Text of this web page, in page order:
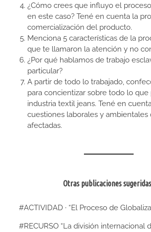
¿Cómo crees que influyo el
en este caso? Tené en cuenta la
comercialización del producto.
Menciona 5 características de la
que te llamaron la atención y no
¿Por qué hablamos de trabajo
particular?
A partir de todo lo trabajado,
para concientizar sobre todo lo que
industria textil jeans. Tené en
cuestiones laborales y ambientales
afectadas.
Otras publicaciones
#ACTIVIDAD · “El Proceso de
#RECURSO “La división internacional